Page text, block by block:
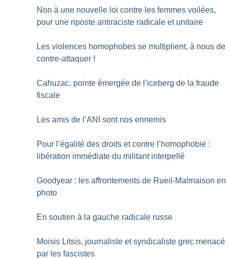
Non à une nouvelle loi contre les femmes voilées,
pour une riposte antiraciste radicale et unitaire
Les violences homophobes se multiplient, à nous de
contre-attaquer !
Cahuzac, pointe émergée de l’iceberg de la fraude
fiscale
Les amis de l’ANI sont nos ennemis
Pour l’égalité des droits et contre l’homophobie :
libération immédiate du militant interpellé
Goodyear : les affrontements de Rueil-Malmaison en
photo
En soutien à la gauche radicale russe
Moisis Litsis, journaliste et syndicaliste grec menacé
par les fascistes